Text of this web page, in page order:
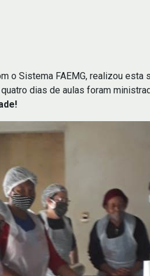
o Sistema FAEMG, realizou
dias de aulas foram